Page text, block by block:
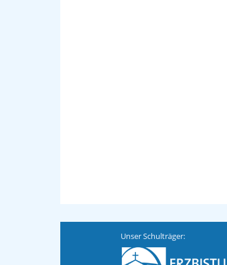
Unser Schulträger: